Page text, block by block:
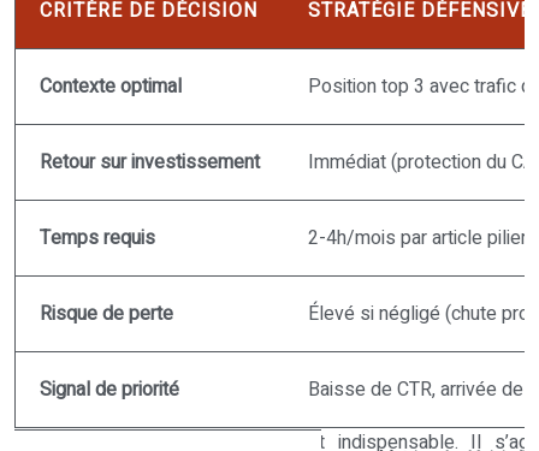
CRITÈRE DE DÉCISION STRATÉGIE DÉFENSIVE
Contexte optimal Position top 3 avec trafic
Retour sur investissement Immédiat (protection du
Temps requis 2-4h/mois par article pilier
Risque de perte Élevé si négligé (chute
Signal de priorité Baisse de CTR, arrivée de